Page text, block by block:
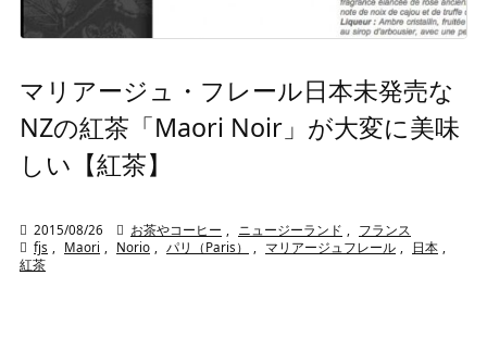
マリアージュ・フレール日本未発売な
NZの紅茶「Maori Noir」が大変に美味
しい【紅茶】
 2015/08/26  お茶やコーヒー ニュージーランド
フランス
 fjs Maori Norio パリ（Paris） マリアージュフレール 日本
紅茶